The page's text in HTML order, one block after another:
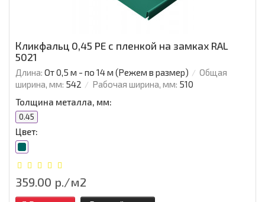
Кликфальц 0,45 PE с пленкой на замках RAL
5021
Длина: От 0,5 м - по 14 м (Режем в размер)
Общая
ширина, мм: 542 Рабочая ширина, мм: 510
Толщина металла, мм:
0.45
Цвет:
359.00 р./м2